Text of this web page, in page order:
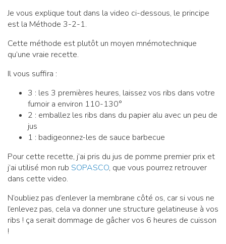
Je vous explique tout dans la video ci-dessous, le principe
est la Méthode 3-2-1.
Cette méthode est plutôt un moyen mnémotechnique
qu’une vraie recette.
Il vous suffira :
3 : les 3 premières heures, laissez vos ribs dans votre
fumoir a environ 110-130°
2 : emballez les ribs dans du papier alu avec un peu de
jus
1 : badigeonnez-les de sauce barbecue
Pour cette recette, j’ai pris du jus de pomme premier prix et
j’ai utilisé mon rub SOPASCO, que vous pourrez retrouver
dans cette video.
N’oubliez pas d’enlever la membrane côté os, car si vous ne
l’enlevez pas, cela va donner une structure gelatineuse à vos
ribs ! ça serait dommage de gâcher vos 6 heures de cuisson
!